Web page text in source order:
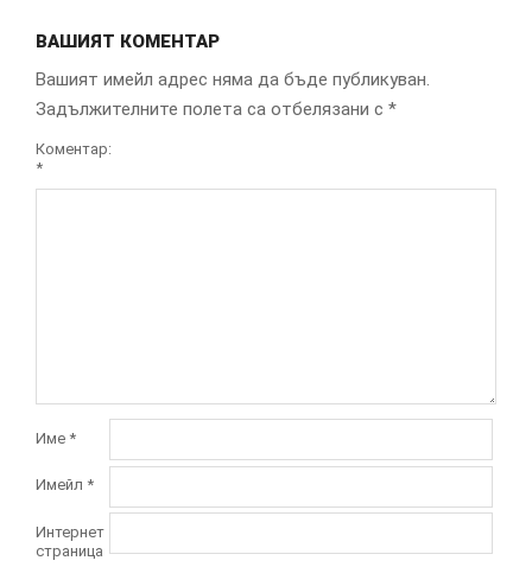
ВАШИЯТ КОМЕНТАР
Вашият имейл адрес няма да бъде публикуван.
Задължителните полета са отбелязани с *
Коментар:
*
Име *
Имейл *
Интернет
страница